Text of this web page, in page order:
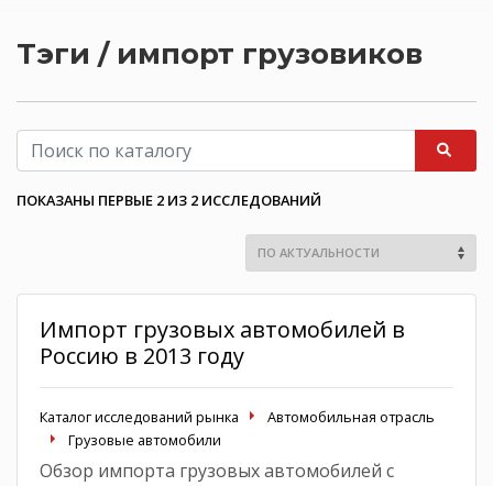
Тэги / импорт грузовиков
ПОКАЗАНЫ ПЕРВЫЕ 2 ИЗ 2 ИССЛЕДОВАНИЙ
Импорт грузовых автомобилей в
Россию в 2013 году
Каталог исследований рынка
Автомобильная отрасль
Грузовые автомобили
Обзор импорта грузовых автомобилей с